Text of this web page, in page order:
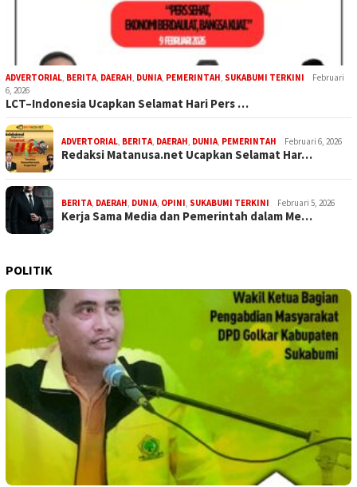
ADVERTORIAL, BERITA, DAERAH, DUNIA, PEMERINTAH, SUKABUMI TERKINI
Februari
6, 2026
LCT–Indonesia Ucapkan Selamat Hari Pers …
ADVERTORIAL, BERITA, DAERAH, DUNIA, PEMERINTAH Februari 6, 2026
Redaksi Matanusa.net Ucapkan Selamat Har…
BERITA, DAERAH, DUNIA, OPINI, SUKABUMI TERKINI Februari 5, 2026
Kerja Sama Media dan Pemerintah dalam Me…
POLITIK